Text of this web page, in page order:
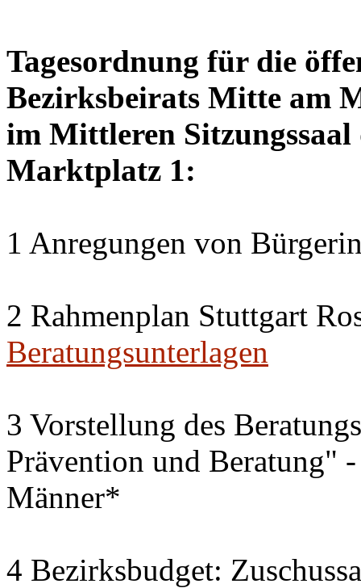
Tagesordnung für die
Bezirksbeirats Mitte am
im Mittleren Sitzungssaal
Marktplatz 1:
1 Anregungen von
2 Rahmenplan Stuttgart
Beratungsunterlagen
3 Vorstellung des
Prävention und Beratung"
Männer*
4 Bezirksbudget: